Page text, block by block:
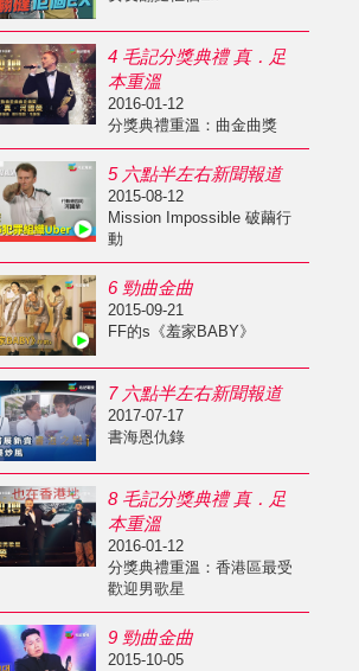
4 毛記分獎典禮 真．足
本重溫
2016-01-12
分獎典禮重溫：曲金曲獎
5 六點半左右新聞報道
2015-08-12
Mission Impossible 破繭行
動
6 勁曲金曲
2015-09-21
FF的s《羞家BABY》
7 六點半左右新聞報道
2017-07-17
書海恩仇錄
8 毛記分獎典禮 真．足
本重溫
2016-01-12
分獎典禮重溫：香港區最受
歡迎男歌星
9 勁曲金曲
2015-10-05